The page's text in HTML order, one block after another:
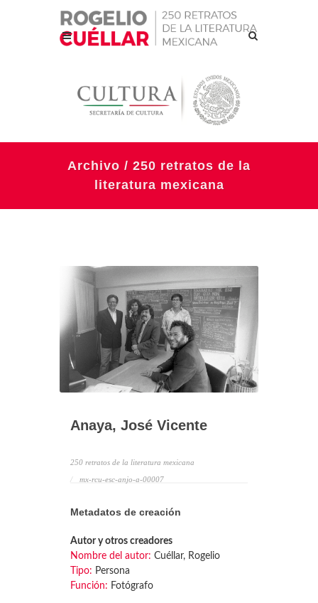
Archivo / 250 retratos de la
literatura mexicana
Anaya, José Vicente
250 retratos de la literatura mexicana
mx-rcu-esc-anjo-a-00007
Metadatos de creación
Autor y otros creadores
Nombre del autor: Cuéllar, Rogelio
Tipo: Persona
Función: Fotógrafo